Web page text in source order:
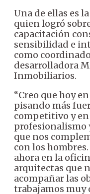
Una de ellas es
quien logró
capacitación
sensibilidad e
como
desarrolladora
Inmobiliarios.
“Creo que hoy
pisando más
competitivo y en
profesionalismo
que nos
con los
ahora en la
arquitectas que
acompañar las
trabajamos muy